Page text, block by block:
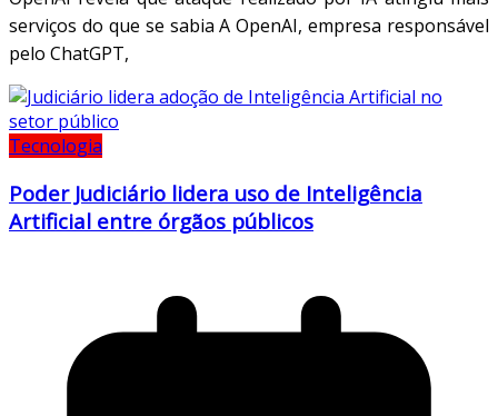
serviços do que se sabia A OpenAI, empresa responsável
pelo ChatGPT,
Tecnologia
Poder Judiciário lidera uso de Inteligência
Artificial entre órgãos públicos